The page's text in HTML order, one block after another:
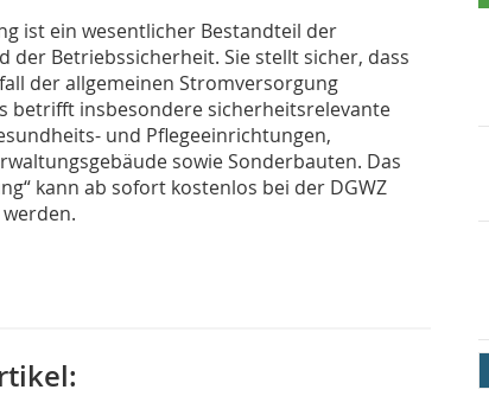
ist ein wesentlicher Bestandteil der
Betriebssicherheit. Sie stellt sicher, dass
der allgemeinen Stromversorgung
betrifft insbesondere sicherheitsrelevante
und Pflegeeinrichtungen,
sowie Sonderbauten. Das
kann ab sofort kostenlos bei der DGWZ